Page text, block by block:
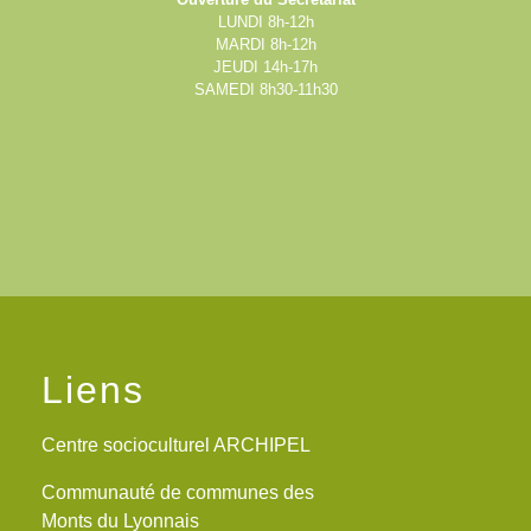
LUNDI 8h-12h
MARDI 8h-12h
JEUDI 14h-17h
SAMEDI 8h30-11h30
Liens
Centre socioculturel ARCHIPEL
Communauté de communes des
Monts du Lyonnais